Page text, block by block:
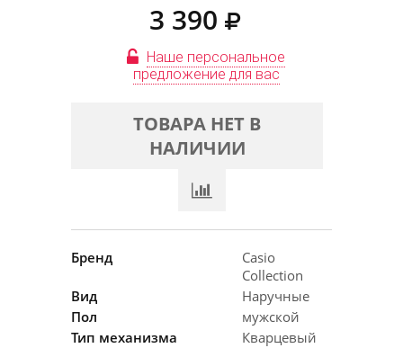
3 390
Наше персональное
предложение для вас
ТОВАРА НЕТ В
НАЛИЧИИ
Бренд
Casio
Collection
Вид
Наручные
Пол
мужской
Тип механизма
Кварцевый